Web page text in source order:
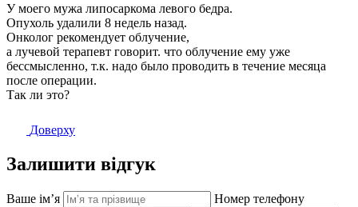
У моего мужа липосаркома левого бедра.
Опухоль удалили 8 недель назад.
Онколог рекомендует облучение,
а лучевой терапевт говорит. что облучение ему уже
бессмысленно, т.к. надо было проводить в течение месяца
после операции.
Так ли это?
Доверху
Залишити відгук
Ваше імʼя
Номер телефону